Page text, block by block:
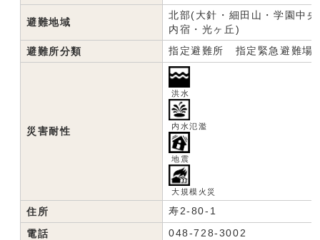
避難地域
北部(大針・細田山・学園中
内宿・光ヶ丘)
避難所分類 指定避難所 指定緊急避難場
災害耐性
洪水
内水氾濫
地震
大規模火災
住所 寿2-80-1
電話 048-728-3002